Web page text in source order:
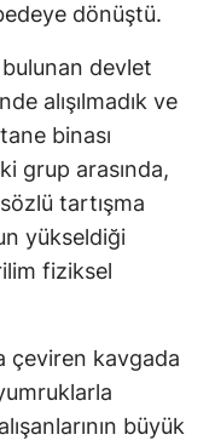
dönüştü.
bulunan devlet
alışılmadık ve
binası
grup arasında,
tartışma
yükseldiği
fiziksel
çeviren kavgada
büyük